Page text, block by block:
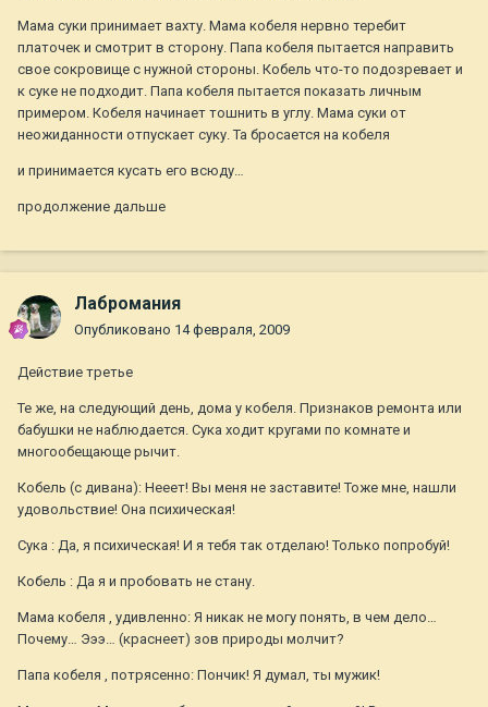
Мама суки принимает вахту. Мама кобеля нервно теребит
платочек и смотрит в сторону. Папа кобеля пытается направить
свое сокровище с нужной стороны. Кобель что-то подозревает и
к суке не подходит. Папа кобеля пытается показать личным
примером. Кобеля начинает тошнить в углу. Мама суки от
неожиданности отпускает суку. Та бросается на кобеля
и принимается кусать его всюду…
продолжение дальше
Лабромания
Опубликовано 14 февраля, 2009
Действие третье
Те же, на следующий день, дома у кобеля. Признаков ремонта или
бабушки не наблюдается. Сука ходит кругами по комнате и
многообещающе рычит.
Кобель (с дивана): Нееет! Вы меня не заставите! Тоже мне, нашли
удовольствие! Она психическая!
Сука : Да, я психическая! И я тебя так отделаю! Только попробуй!
Кобель : Да я и пробовать не стану.
Мама кобеля , удивленно: Я никак не могу понять, в чем дело…
Почему… Эээ… (краснеет) зов природы молчит?
Папа кобеля , потрясенно: Пончик! Я думал, ты мужик!